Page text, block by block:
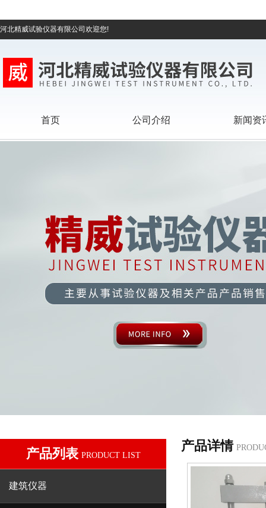
河北精威试验仪器有限公司欢迎您!
首页 公司介绍 新闻资
产品详情
产品列表 PRODUCT LIST
建筑仪器